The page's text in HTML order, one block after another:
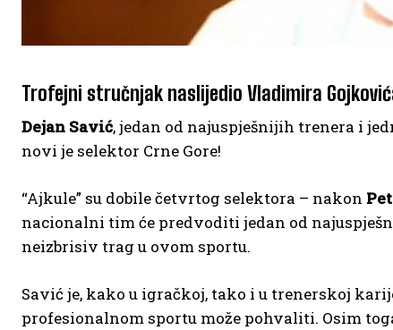
Trofejni stručnjak naslijedio Vladimira
Dejan Savić, jedan od najuspješnijih trenera i
novi je selektor Crne Gore!
“Ajkule” su dobile četvrtog selektora – nakon
nacionalni tim će predvoditi jedan od
neizbrisiv trag u ovom sportu.
Savić je, kako u igračkoj, tako i u trenerskoj
profesionalnom sportu može pohvaliti. Osim